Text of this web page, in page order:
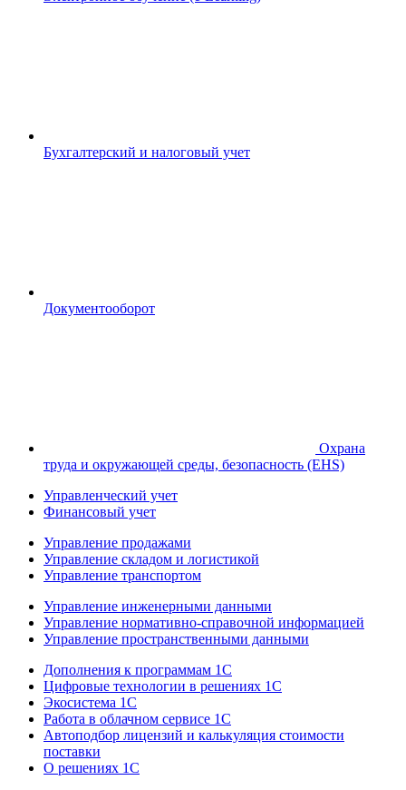
Бухгалтерский и налоговый учет
Документооборот
Охрана
труда и окружающей среды, безопасность (EHS)
Управленческий учет
Финансовый учет
Управление продажами
Управление складом и логистикой
Управление транспортом
Управление инженерными данными
Управление нормативно-справочной информацией
Управление пространственными данными
Дополнения к программам 1С
Цифровые технологии в решениях 1С
Экосистема 1С
Работа в облачном сервисе 1С
Автоподбор лицензий и калькуляция стоимости
поставки
О решениях 1С